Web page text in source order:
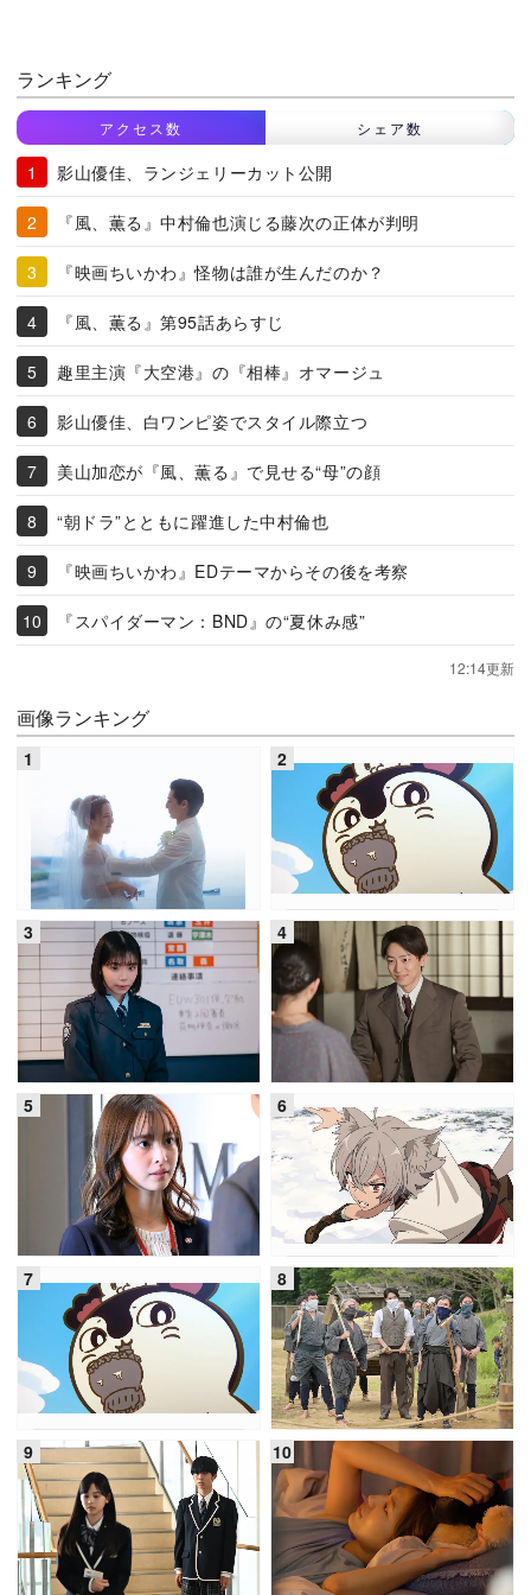
ランキング
アクセス数 シェア数
影山優佳、ランジェリーカット公開
『風、薫る』中村倫也演じる藤次の正体が判明
『映画ちいかわ』怪物は誰が生んだのか？
『風、薫る』第95話あらすじ
趣里主演『大空港』の『相棒』オマージュ
影山優佳、白ワンピ姿でスタイル際立つ
美山加恋が『風、薫る』で見せる“母”の顔
“朝ドラ”とともに躍進した中村倫也
『映画ちいかわ』EDテーマからその後を考察
『スパイダーマン：BND』の“夏休み感”
12:14更新
画像ランキング